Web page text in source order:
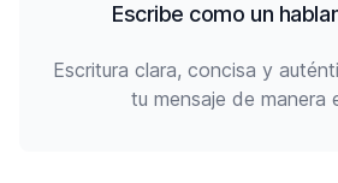
Escribe como un
Escritura clara, concisa y
tu mensaje de manera